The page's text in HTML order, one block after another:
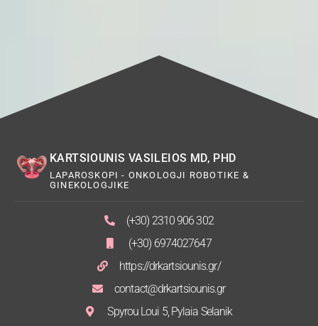
KARTSIOUNIS VASILEIOS MD, PHD
LAPAROSKOPI - ONKOLOGJI ROBOTIKE &
GINEKOLOGJIKE
(+30) 2310 906 302
(+30) 6974027647
https://drkartsiounis.gr/
contact@drkartsiounis.gr
Spyrou Loui 5, Pylaia Selanik